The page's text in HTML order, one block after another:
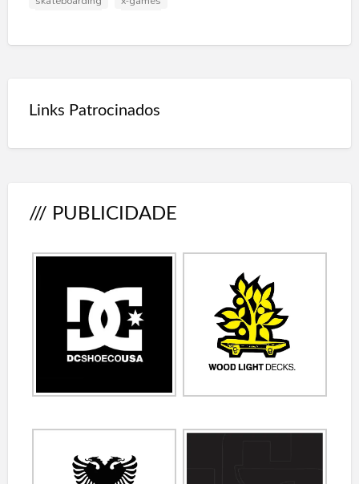
Links Patrocinados
/// PUBLICIDADE